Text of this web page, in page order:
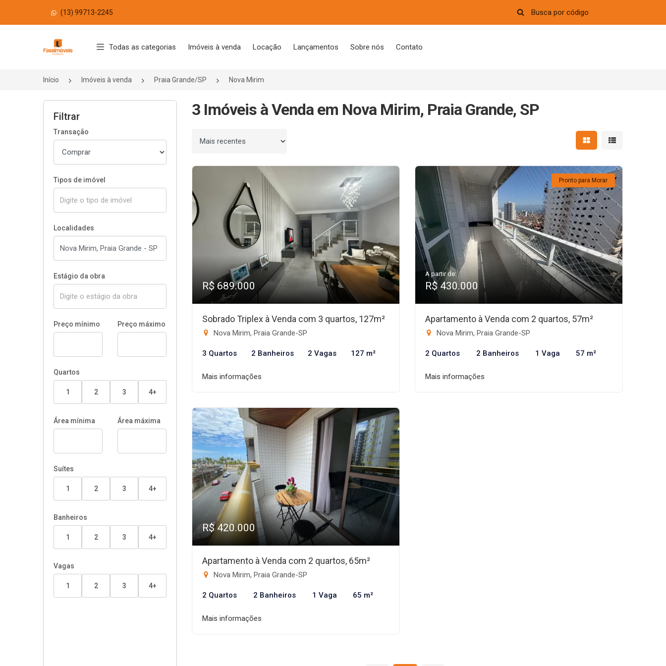
(13) 99713-2245
Página inicial
Todas as categorias Imóveis à venda Locação Lançamentos Sobre nós Contato
Início Imóveis à venda Praia Grande/SP Nova Mirim
Filtrar
Transação
Tipos de imóvel
Localidades
Estágio da obra
Preço mínimo Preço máximo
Quartos
1 2 3 4+
Área mínima Área máxima
Suítes
1 2 3 4+
Banheiros
1 2 3 4+
Vagas
1 2 3 4+
3 Imóveis à Venda em Nova Mirim, Praia Grande, SP
Ordenar por Mostrar resultados em
Mostrar
R$ 689.000
Sobrado Triplex à Venda com 3 quartos, 127m²
Nova Mirim, Praia Grande-SP
3 Quartos 2 Banheiros 2 Vagas 127 m²
Mais informações
Pronto para Morar
A partir de:
R$ 430.000
Apartamento à Venda com 2 quartos, 57m²
Nova Mirim, Praia Grande-SP
2 Quartos 2 Banheiros 1 Vaga 57 m²
Mais informações
R$ 420.000
Apartamento à Venda com 2 quartos, 65m²
Nova Mirim, Praia Grande-SP
2 Quartos 2 Banheiros 1 Vaga 65 m²
Mais informações